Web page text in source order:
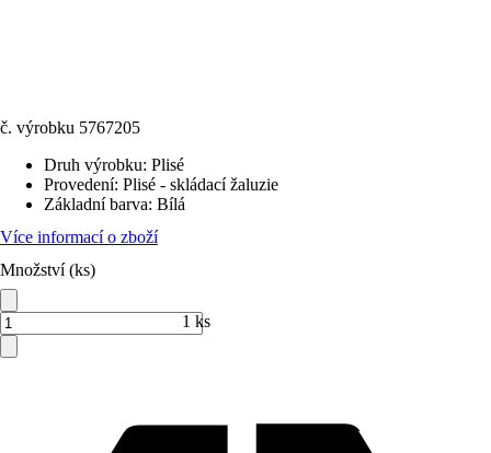
č. výrobku 5767205
Druh výrobku: Plisé
Provedení: Plisé - skládací žaluzie
Základní barva: Bílá
Více informací o zboží
Množství (ks)
1 ks